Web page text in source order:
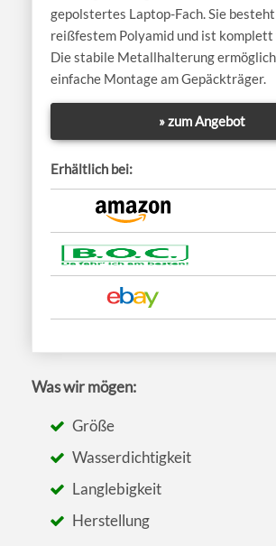
gepolstertes Laptop-Fach. Sie besteht
reißfestem Polyamid und ist
Die stabile Metallhalterung
einfache Montage am Gepäckträger.
» zum Angebot
Erhältlich bei:
Was wir mögen:
Größe
Wasserdichtigkeit
Langlebigkeit
Herstellung